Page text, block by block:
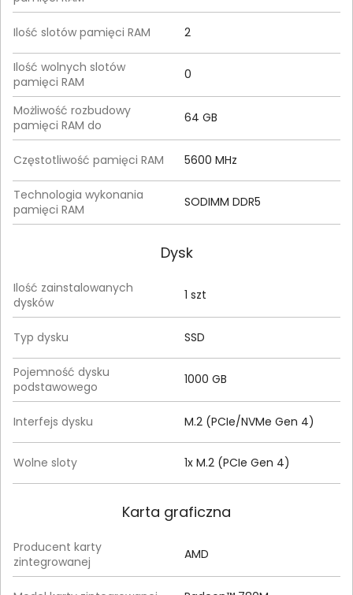
Ilość slotów pamięci RAM 2
Ilość wolnych slotów
pamięci RAM
0
Możliwość rozbudowy
pamięci RAM do
64 GB
Częstotliwość pamięci RAM 5600 MHz
Technologia wykonania
pamięci RAM
SODIMM DDR5
Dysk
Ilość zainstalowanych
dysków
1 szt
Typ dysku SSD
Pojemność dysku
podstawowego
1000 GB
Interfejs dysku M.2 (PCIe/NVMe Gen 4)
Wolne sloty 1x M.2 (PCIe Gen 4)
Karta graficzna
Producent karty
zintegrowanej
AMD